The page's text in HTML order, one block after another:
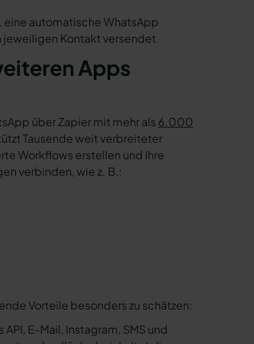
eine automatische WhatsApp
jeweiligen Kontakt versendet.
Apps
über Zapier mit mehr als 6.000
Tausende weit verbreiteter
Workflows erstellen und Ihre
verbinden, wie z. B.:
Vorteile besonders zu schätzen:
E-Mail, Instagram, SMS und